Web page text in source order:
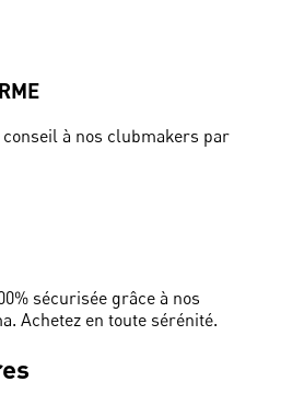
à nos clubmakers par
sécurisée grâce à nos
Achetez en toute sérénité.